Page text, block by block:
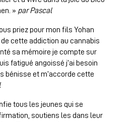
» par Pascal
priez pour mon fils Yohan
de cette addiction au cannabis
sa mémoire je compte sur
fatigué angoissé j’ai besoin
bénisse et m’accorde cette
tous les jeunes qui se
soutiens les dans leur